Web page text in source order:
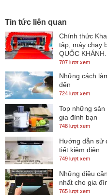
Tin tức liên quan
Chính thức
tập, máy chạy
QUỐC KHÁNH.
707 lượt xem
Những cách
đến
724 lượt xem
Top những
gia đình bạn
748 lượt xem
Hướng dẫn sử
tiết kiệm điện
749 lượt xem
Những điều
nhất cho gia
765 lượt xem